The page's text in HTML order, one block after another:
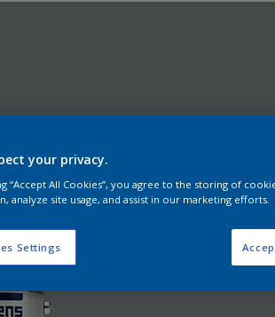
your privacy.
“Accept All Cookies”, you agree to the storing of
analyze site usage, and assist in our marketing efforts.
Settings